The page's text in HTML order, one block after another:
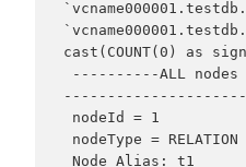
cast(COUNT(0) as